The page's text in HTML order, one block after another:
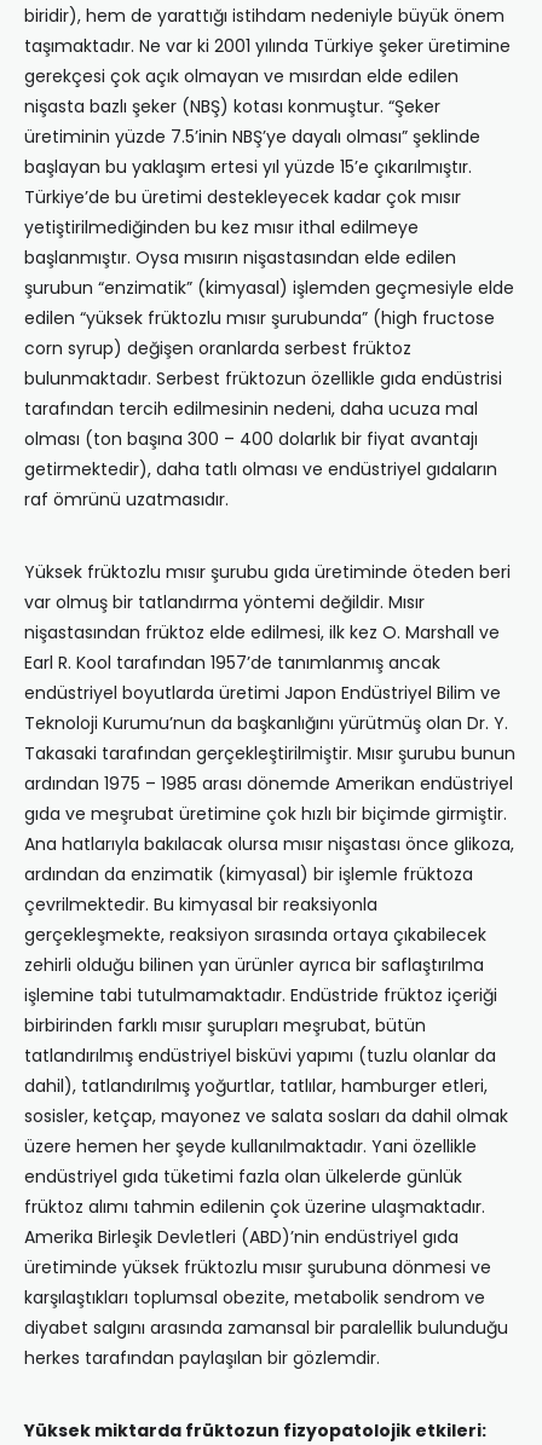
biridir), hem de yarattığı istihdam nedeniyle büyük önem
taşımaktadır. Ne var ki 2001 yılında Türkiye şeker üretimine
gerekçesi çok açık olmayan ve mısırdan elde edilen
nişasta bazlı şeker (NBŞ) kotası konmuştur. “Şeker
üretiminin yüzde 7.5’inin NBŞ’ye dayalı olması” şeklinde
başlayan bu yaklaşım ertesi yıl yüzde 15’e çıkarılmıştır.
Türkiye’de bu üretimi destekleyecek kadar çok mısır
yetiştirilmediğinden bu kez mısır ithal edilmeye
başlanmıştır. Oysa mısırın nişastasından elde edilen
şurubun “enzimatik” (kimyasal) işlemden geçmesiyle elde
edilen “yüksek früktozlu mısır şurubunda” (high fructose
corn syrup) değişen oranlarda serbest früktoz
bulunmaktadır. Serbest früktozun özellikle gıda endüstrisi
tarafından tercih edilmesinin nedeni, daha ucuza mal
olması (ton başına 300 – 400 dolarlık bir fiyat avantajı
getirmektedir), daha tatlı olması ve endüstriyel gıdaların
raf ömrünü uzatmasıdır.
Yüksek früktozlu mısır şurubu gıda üretiminde öteden beri
var olmuş bir tatlandırma yöntemi değildir. Mısır
nişastasından früktoz elde edilmesi, ilk kez O. Marshall ve
Earl R. Kool tarafından 1957’de tanımlanmış ancak
endüstriyel boyutlarda üretimi Japon Endüstriyel Bilim ve
Teknoloji Kurumu’nun da başkanlığını yürütmüş olan Dr. Y.
Takasaki tarafından gerçekleştirilmiştir. Mısır şurubu bunun
ardından 1975 – 1985 arası dönemde Amerikan endüstriyel
gıda ve meşrubat üretimine çok hızlı bir biçimde girmiştir.
Ana hatlarıyla bakılacak olursa mısır nişastası önce glikoza,
ardından da enzimatik (kimyasal) bir işlemle früktoza
çevrilmektedir. Bu kimyasal bir reaksiyonla
gerçekleşmekte, reaksiyon sırasında ortaya çıkabilecek
zehirli olduğu bilinen yan ürünler ayrıca bir saflaştırılma
işlemine tabi tutulmamaktadır. Endüstride früktoz içeriği
birbirinden farklı mısır şurupları meşrubat, bütün
tatlandırılmış endüstriyel bisküvi yapımı (tuzlu olanlar da
dahil), tatlandırılmış yoğurtlar, tatlılar, hamburger etleri,
sosisler, ketçap, mayonez ve salata sosları da dahil olmak
üzere hemen her şeyde kullanılmaktadır. Yani özellikle
endüstriyel gıda tüketimi fazla olan ülkelerde günlük
früktoz alımı tahmin edilenin çok üzerine ulaşmaktadır.
Amerika Birleşik Devletleri (ABD)’nin endüstriyel gıda
üretiminde yüksek früktozlu mısır şurubuna dönmesi ve
karşılaştıkları toplumsal obezite, metabolik sendrom ve
diyabet salgını arasında zamansal bir paralellik bulunduğu
herkes tarafından paylaşılan bir gözlemdir.
Yüksek miktarda früktozun fizyopatolojik etkileri: